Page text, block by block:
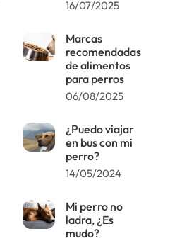
16/07/2025
Marcas
recomendadas
de alimentos
para perros
06/08/2025
¿Puedo viajar
en bus con mi
perro?
14/05/2024
Mi perro no
ladra, ¿Es
mudo?